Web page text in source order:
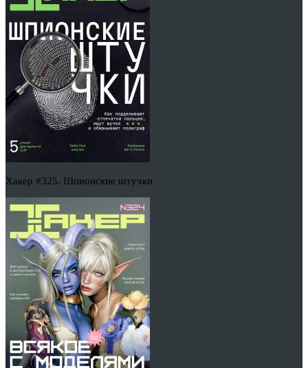
Хакер #325. Шпионские штучки